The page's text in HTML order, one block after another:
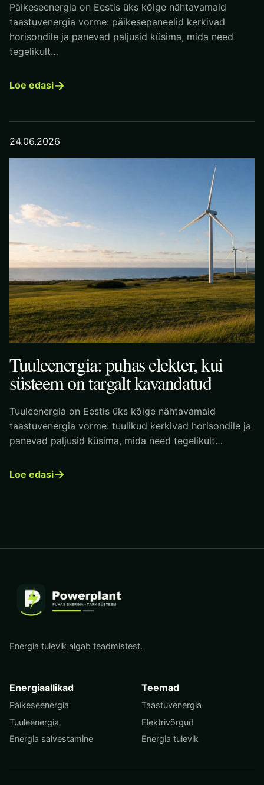
Päikeseenergia on Eestis üks kõige nähtavamaid
taastuvenergia vorme: päikesepaneelid kerkivad
horisondile ja panevad paljusid küsima, mida need
tegelikult…
Loe edasi→
24.06.2026
Tuuleenergia: puhas elekter, kui
süsteem on targalt kavandatud
Tuuleenergia on Eestis üks kõige nähtavamaid
taastuvenergia vorme: tuulikud kerkivad horisondile ja
panevad paljusid küsima, mida need tegelikult…
Loe edasi→
Energia tulevik algab teadmistest.
Energiaallikad
Päikeseenergia
Tuuleenergia
Energia salvestamine
Teemad
Taastuvenergia
Elektrivõrgud
Energia tulevik